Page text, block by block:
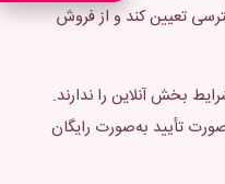
تعیین کند و از فروش
بخش آنلاین را ندارند.
تأیید به‌صورت رایگان